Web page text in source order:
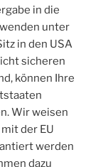
in die
unter
in den USA
sicheren
können Ihre
Wir weisen
der EU
werden
dazu